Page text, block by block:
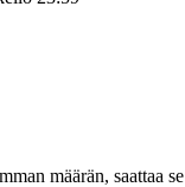
määrän, saattaa